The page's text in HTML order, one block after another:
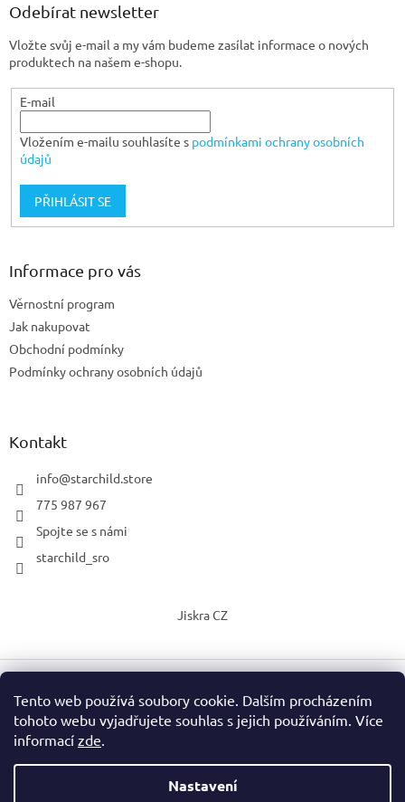
Tento web používá soubory cookie. Dalším procházením
tohoto webu vyjadřujete souhlas s jejich používáním. Více
informací zde.
Nastavení
Odebírat newsletter
Vložte svůj e-mail a my vám budeme zasílat informace o nových
produktech na našem e-shopu.
E-mail
Vložením e-mailu souhlasíte s podmínkami ochrany osobních
údajů
PŘIHLÁSIT SE
Informace pro vás
Věrnostní program
Jak nakupovat
Obchodní podmínky
Podmínky ochrany osobních údajů
Kontakt
info@starchild.store
775 987 967
Spojte se s námi
starchild_sro
Jiskra CZ
Vytvořil Shoptet
Upravit nastavení cookies